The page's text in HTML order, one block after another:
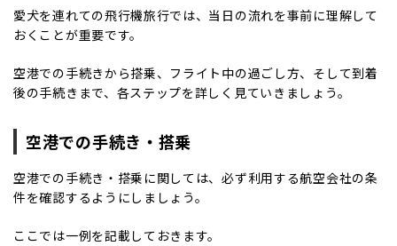
愛犬を連れての飛行機旅行では、当日の流れを事前に理解して
おくことが重要です。
空港での手続きから搭乗、フライト中の過ごし方、そして到着
後の手続きまで、各ステップを詳しく見ていきましょう。
空港での手続き・搭乗
空港での手続き・搭乗に関しては、必ず利用する航空会社の条
件を確認するようにしましょう。
ここでは一例を記載しておきます。